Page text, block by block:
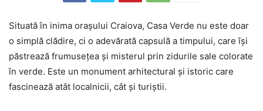
Situată în inima orașului Craiova, Casa Verde nu este doar
o simplă clădire, ci o adevărată capsulă a timpului, care își
păstrează frumusețea și misterul prin zidurile sale colorate
în verde. Este un monument arhitectural și istoric care
fascinează atât localnicii, cât și turiștii.